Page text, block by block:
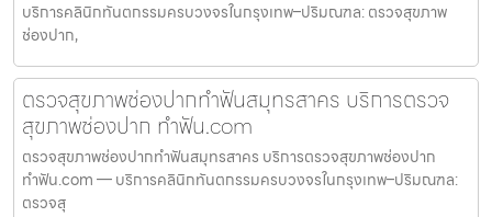
บริการคลินิกทันตกรรมครบวงจรในกรุงเทพ–ปริมณฑล: ตรวจสุขภาพ
ช่องปาก,
ตรวจสุขภาพช่องปากทำฟันสมุทรสาคร บริการตรวจ
สุขภาพช่องปาก ทำฟัน.com
ตรวจสุขภาพช่องปากทำฟันสมุทรสาคร บริการตรวจสุขภาพช่องปาก
ทำฟัน.com — บริการคลินิกทันตกรรมครบวงจรในกรุงเทพ–ปริมณฑล:
ตรวจสุ